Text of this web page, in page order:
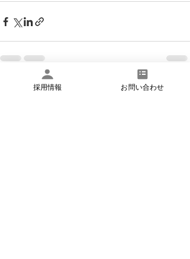
最新記事 すべて表示
採用情報 お問い合わせ